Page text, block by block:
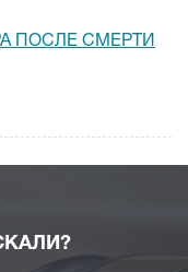
ПОСЛЕ СМЕРТИ